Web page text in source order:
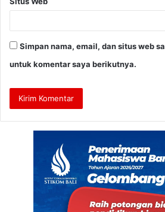
Simpan nama, email, dan situs web
untuk komentar saya berikutnya.